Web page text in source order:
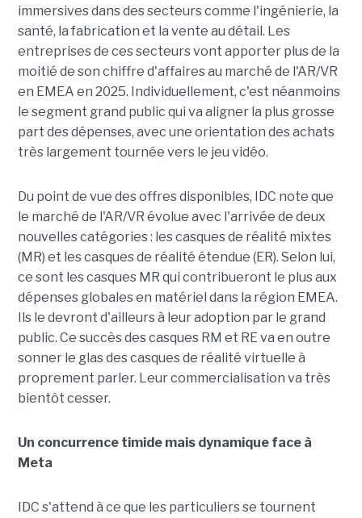
immersives dans des secteurs comme l'ingénierie, la
santé, la fabrication et la vente au détail. Les
entreprises de ces secteurs vont apporter plus de la
moitié de son chiffre d'affaires au marché de l'AR/VR
en EMEA en 2025. Individuellement, c'est néanmoins
le segment grand public qui va aligner la plus grosse
part des dépenses, avec une orientation des achats
très largement tournée vers le jeu vidéo.
Du point de vue des offres disponibles, IDC note que
le marché de l'AR/VR évolue avec l'arrivée de deux
nouvelles catégories : les casques de réalité mixtes
(MR) et les casques de réalité étendue (ER). Selon lui,
ce sont les casques MR qui contribueront le plus aux
dépenses globales en matériel dans la région EMEA.
Ils le devront d'ailleurs à leur adoption par le grand
public. Ce succès des casques RM et RE va en outre
sonner le glas des casques de réalité virtuelle à
proprement parler. Leur commercialisation va très
bientôt cesser.
Un concurrence timide mais dynamique face à
Meta
IDC s'attend à ce que les particuliers se tournent